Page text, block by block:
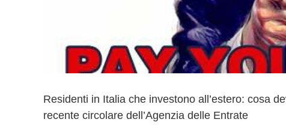
Residenti in Italia che investono all’estero: cosa
recente circolare dell’Agenzia delle Entrate